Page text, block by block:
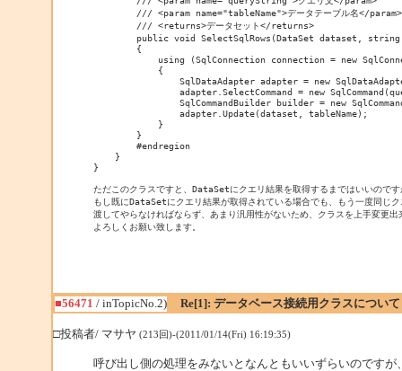
        /// <param name="tableName">データテーブル名</param>
        /// <returns>データセット</returns>
public void SelectSqlRows(DataSet dataset,
        {
using (SqlConnection connection = new
            {
SqlDataAdapter adapter = new
adapter.SelectCommand = new
SqlCommandBuilder builder = new
                adapter.Update(dataset, tableName);
            }
        }
        #endregion
    }
}
ただこのクラスですと、DataSetにクエリ結果を取得するまではいいのです
もし既にDataSetにクエリ結果が取得されている場合でも、もう一度同じ
渡してやらなければならず、あまり汎用性がないため、クラスを上手変更
よろしくお願い致します。
■56471 / inTopicNo.2) Re[1]: データベース接続用クラスについて
□投稿者/ マサヤ (213回)-(2011/01/14(Fri) 16:19:35)
呼び出し側の処理をみないとなんともいいずらいのです